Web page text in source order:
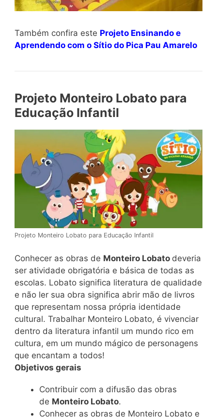
Também confira este Projeto Ensinando e
Aprendendo com o Sítio do Pica Pau Amarelo
Projeto Monteiro Lobato para
Educação Infantil
Projeto Monteiro Lobato para Educação Infantil
Conhecer as obras de Monteiro Lobato deveria
ser atividade obrigatória e básica de todas as
escolas. Lobato significa literatura de qualidade
e não ler sua obra significa abrir mão de livros
que representam nossa própria identidade
cultural. Trabalhar Monteiro Lobato, é vivenciar
dentro da literatura infantil um mundo rico em
cultura, em um mundo mágico de personagens
que encantam a todos!
Objetivos gerais
Contribuir com a difusão das obras
de Monteiro Lobato.
Conhecer as obras de Monteiro Lobato e